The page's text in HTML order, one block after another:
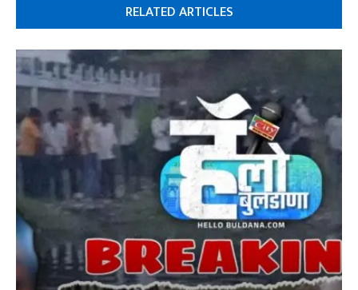
RELATED ARTICLES